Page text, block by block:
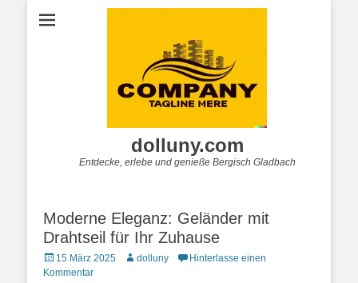
dolluny.com
Entdecke, erlebe und genieße Bergisch Gladbach
Moderne Eleganz: Geländer mit
Drahtseil für Ihr Zuhause
Posted
on
15 März 2025 Autordolluny
Hinterlasse einen
Kommentar